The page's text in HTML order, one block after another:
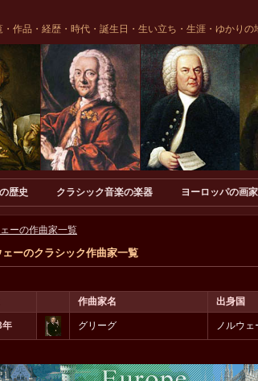
作品・経歴・時代・誕生日・生い立ち・生涯・ゆかりの
歴史 クラシック音楽の楽器 ヨーロッパの画
ェーの作曲家一覧
ェーのクラシック作曲家一覧
作曲家名 出身国
年 グリーグ ノルウェ